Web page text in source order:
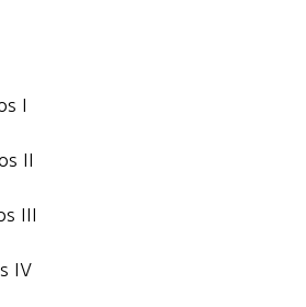
I
II
III
IV